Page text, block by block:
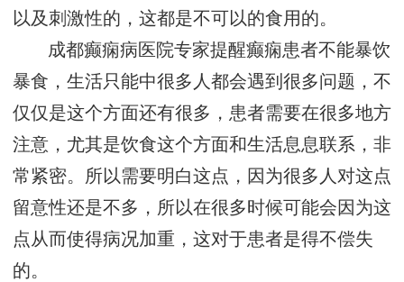
以及刺激性的，这都是不可以的食用的。
成都癫痫病医院专家提醒癫痫患者不能暴饮
暴食，生活只能中很多人都会遇到很多问题，不
仅仅是这个方面还有很多，患者需要在很多地方
注意，尤其是饮食这个方面和生活息息联系，非
常紧密。所以需要明白这点，因为很多人对这点
留意性还是不多，所以在很多时候可能会因为这
点从而使得病况加重，这对于患者是得不偿失
的。